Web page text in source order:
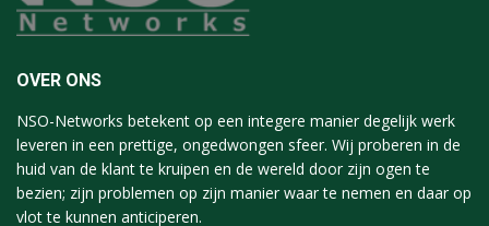
OVER ONS
NSO-Networks betekent op een integere manier degelijk werk
leveren in een prettige, ongedwongen sfeer. Wij proberen in de
huid van de klant te kruipen en de wereld door zijn ogen te
bezien; zijn problemen op zijn manier waar te nemen en daar op
vlot te kunnen anticiperen.